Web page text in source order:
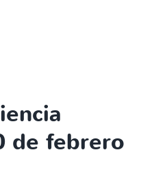
de febrero